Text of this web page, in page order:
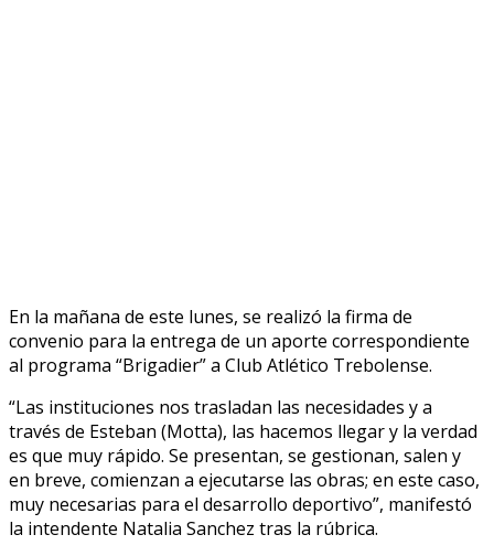
En la mañana de este lunes, se realizó la firma de
convenio para la entrega de un aporte correspondiente
al programa “Brigadier” a Club Atlético Trebolense.
“Las instituciones nos trasladan las necesidades y a
través de Esteban (Motta), las hacemos llegar y la verdad
es que muy rápido. Se presentan, se gestionan, salen y
en breve, comienzan a ejecutarse las obras; en este caso,
muy necesarias para el desarrollo deportivo”, manifestó
la intendente Natalia Sanchez tras la rúbrica.